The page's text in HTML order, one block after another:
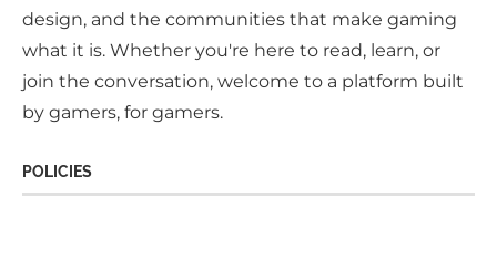
design, and the communities that make gaming
what it is. Whether you're here to read, learn, or
join the conversation, welcome to a platform built
by gamers, for gamers.
POLICIES